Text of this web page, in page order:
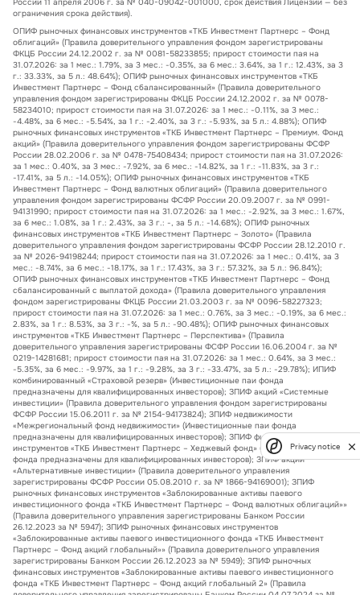
России 11 апреля 2006 г. за № 040-09042-001000, срок действия Лицензии — без
ограничения срока действия).
ОПИФ рыночных финансовых инструментов «ТКБ Инвестмент Партнерс – Фонд
облигаций» (Правила доверительного управления фондом зарегистрированы
ФКЦБ России 24.12.2002 г. за № 0081-58233855; прирост стоимости пая на
31.07.2026: за 1 мес.: 1.79%, за 3 мес.: -0.35%, за 6 мес.: 3.64%, за 1 г.: 12.43%, за 3
г.: 33.33%, за 5 л.: 48.64%); ОПИФ рыночных финансовых инструментов «ТКБ
Инвестмент Партнерс – Фонд сбалансированный» (Правила доверительного
управления фондом зарегистрированы ФКЦБ России 24.12.2002 г. за № 0078-
58234010; прирост стоимости пая на 31.07.2026: за 1 мес.: -0.11%, за 3 мес.:
-4.48%, за 6 мес.: -5.54%, за 1 г.: -2.40%, за 3 г.: -5.93%, за 5 л.: 4.88%); ОПИФ
рыночных финансовых инструментов «ТКБ Инвестмент Партнерс – Премиум. Фонд
акций» (Правила доверительного управления фондом зарегистрированы ФСФР
России 28.02.2006 г. за № 0478-75408434; прирост стоимости пая на 31.07.2026:
за 1 мес.: 0.40%, за 3 мес.: -7.92%, за 6 мес.: -14.82%, за 1 г.: -11.83%, за 3 г.:
-17.41%, за 5 л.: -14.05%); ОПИФ рыночных финансовых инструментов «ТКБ
Инвестмент Партнерс – Фонд валютных облигаций» (Правила доверительного
управления фондом зарегистрированы ФСФР России 20.09.2007 г. за № 0991-
94131990; прирост стоимости пая на 31.07.2026: за 1 мес.: -2.92%, за 3 мес.: 1.67%,
за 6 мес.: 1.08%, за 1 г.: 2.43%, за 3 г.: -, за 5 л.: -14.68%); ОПИФ рыночных
финансовых инструментов «ТКБ Инвестмент Партнерс – Золото» (Правила
доверительного управления фондом зарегистрированы ФСФР России 28.12.2010 г.
за № 2026-94198244; прирост стоимости пая на 31.07.2026: за 1 мес.: 0.41%, за 3
мес.: -8.74%, за 6 мес.: -18.17%, за 1 г.: 17.43%, за 3 г.: 57.32%, за 5 л.: 96.84%);
ОПИФ рыночных финансовых инструментов «ТКБ Инвестмент Партнерс – Фонд
сбалансированный с выплатой дохода» (Правила доверительного управления
фондом зарегистрированы ФКЦБ России 21.03.2003 г. за № 0096-58227323;
прирост стоимости пая на 31.07.2026: за 1 мес.: 0.76%, за 3 мес.: -0.19%, за 6 мес.:
2.83%, за 1 г.: 8.53%, за 3 г.: -%, за 5 л.: -90.48%); ОПИФ рыночных финансовых
инструментов «ТКБ Инвестмент Партнерс – Перспектива» (Правила
доверительного управления зарегистрированы ФСФР России 16.06.2004 г. за №
0219-14281681; прирост стоимости пая на 31.07.2026: за 1 мес.: 0.64%, за 3 мес.:
-5.35%, за 6 мес.: -9.97%, за 1 г.: -9.28%, за 3 г.: -33.47%, за 5 л.: -29.78%); ИПИФ
комбинированный «Страховой резерв» (Инвестиционные паи фонда
предназначены для квалифицированных инвесторов); ЗПИФ акций «Системные
инвестиции» (Правила доверительного управления фондом зарегистрированы
ФСФР России 15.06.2011 г. за № 2154-94173824); ЗПИФ недвижимости
«Межрегиональный фонд недвижимости» (Инвестиционные паи фонда
предназначены для квалифицированных инвесторов); ЗПИФ финансовых
инструментов «ТКБ Инвестмент Партнерс – Хеджевый фонд» (Инвестиционные паи
фонда предназначены для квалифицированных инвесторов); ЗПИФ акций
«Альтернативные инвестиции» (Правила доверительного управления
зарегистрированы ФСФР России 05.08.2010 г. за № 1866-94169001); ЗПИФ
рыночных финансовых инструментов «Заблокированные активы паевого
инвестиционного фонда «ТКБ Инвестмент Партнерс – Фонд валютных облигаций»»
(Правила доверительного управления зарегистрированы Банком России
26.12.2023 за № 5947); ЗПИФ рыночных финансовых инструментов
«Заблокированные активы паевого инвестиционного фонда «ТКБ Инвестмент
Партнерс – Фонд акций глобальный»» (Правила доверительного управления
зарегистрированы Банком России 26.12.2023 за № 5949); ЗПИФ рыночных
финансовых инструментов «Заблокированные активы паевого инвестиционного
фонда «ТКБ Инвестмент Партнерс – Фонд акций глобальный 2» (Правила
Privacy notice